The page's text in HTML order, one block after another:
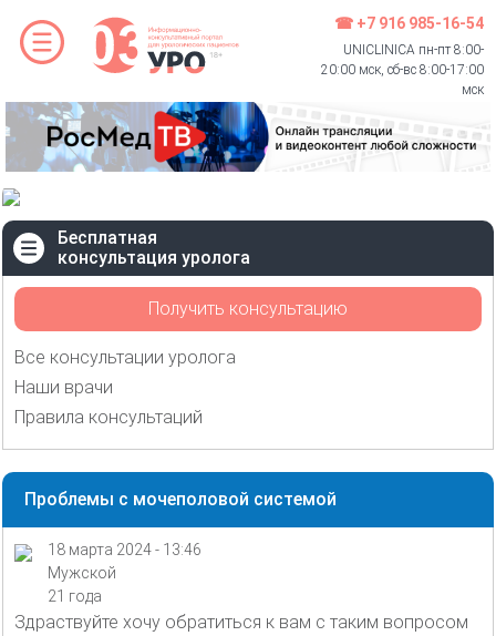
☎ +7 916 985-16-54
UNICLINICA пн-пт 8:00-
20:00 мск, сб-вс 8:00-17:00
мск
Бесплатная
консультация уролога
Получить консультацию
Все консультации уролога
Наши врачи
Правила консультаций
Проблемы с мочеполовой системой
18 марта 2024 - 13:46
Мужской
21 года
Здраствуйте хочу обратиться к вам с таким вопросом